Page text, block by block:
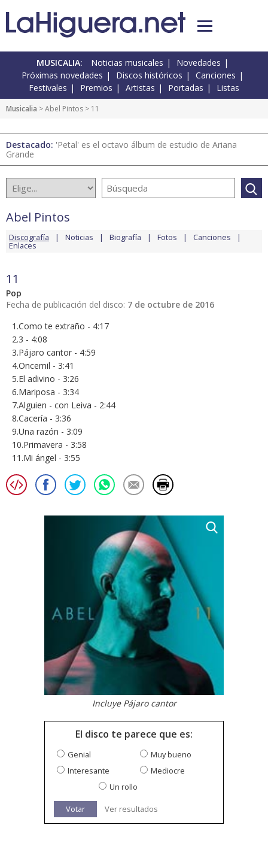
MUSICALIA: Noticias musicales
Novedades
Próximas novedades
Discos históricos
Canciones
Festivales
Premios Artistas Portadas Listas
Musicalia >Abel Pintos > 11
Destacado: 'Petal' es el octavo álbum de estudio de Ariana
Grande
Abel Pintos
Discografía Noticias Biografía Fotos Canciones
Enlaces
11
Pop
Fecha de publicación del disco: 7 de octubre de 2016
1.Como te extraño - 4:17
2.3 - 4:08
3.Pájaro cantor - 4:59
4.Oncemil - 3:41
5.El adivino - 3:26
6.Mariposa - 3:34
7.Alguien - con Leiva - 2:44
8.Cacería - 3:36
9.Una razón - 3:09
10.Primavera - 3:58
11.Mi ángel - 3:55
Incluye Pájaro cantor
El disco te parece que es:
Genial
Muy bueno
Interesante
Mediocre
Un rollo
Votar Ver resultados